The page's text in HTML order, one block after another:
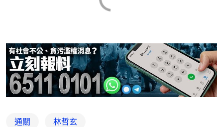
通關 林哲玄